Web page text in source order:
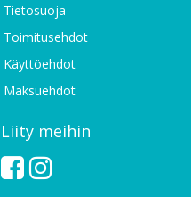
Tietosuoja
Toimitusehdot
Käyttöehdot
Maksuehdot
Liity meihin